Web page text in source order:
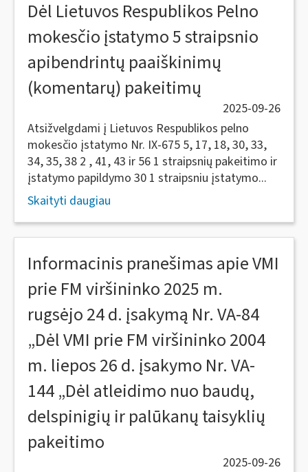
Dėl Lietuvos Respublikos Pelno
mokesčio įstatymo 5 straipsnio
apibendrintų paaiškinimų
(komentarų) pakeitimų
2025-09-26
Atsižvelgdami į Lietuvos Respublikos pelno
mokesčio įstatymo Nr. IX-675 5, 17, 18, 30, 33,
34, 35, 38 2 , 41, 43 ir 56 1 straipsnių pakeitimo ir
įstatymo papildymo 30 1 straipsniu įstatymo...
Skaityti daugiau
Informacinis pranešimas apie VMI
prie FM viršininko 2025 m.
rugsėjo 24 d. įsakymą Nr. VA-84
„Dėl VMI prie FM viršininko 2004
m. liepos 26 d. įsakymo Nr. VA-
144 „Dėl atleidimo nuo baudų,
delspinigių ir palūkanų taisyklių
pakeitimo
2025-09-26